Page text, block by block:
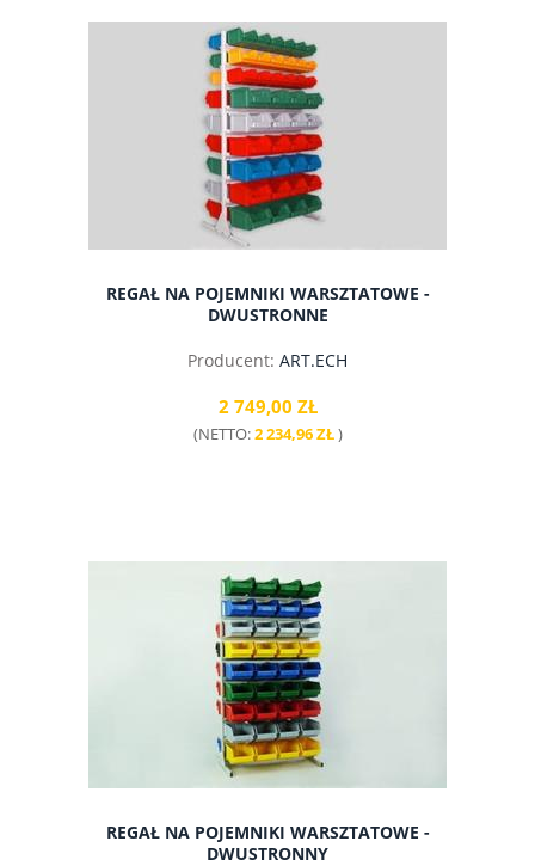
do koszyka
REGAŁ NA POJEMNIKI WARSZTATOWE -
DWUSTRONNE
Producent: ART.ECH
2 749,00 ZŁ
(NETTO:2 234,96 ZŁ)
do koszyka
REGAŁ NA POJEMNIKI WARSZTATOWE -
DWUSTRONNY